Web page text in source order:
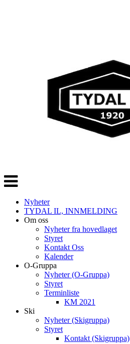
Veksle
navigasjon
Nyheter
TYDAL IL, INNMELDING
Om oss
Nyheter fra hovedlaget
Styret
Kontakt Oss
Kalender
O-Gruppa
Nyheter (O-Gruppa)
Styret
Terminliste
KM 2021
Ski
Nyheter (Skigruppa)
Styret
Kontakt (Skigruppa)